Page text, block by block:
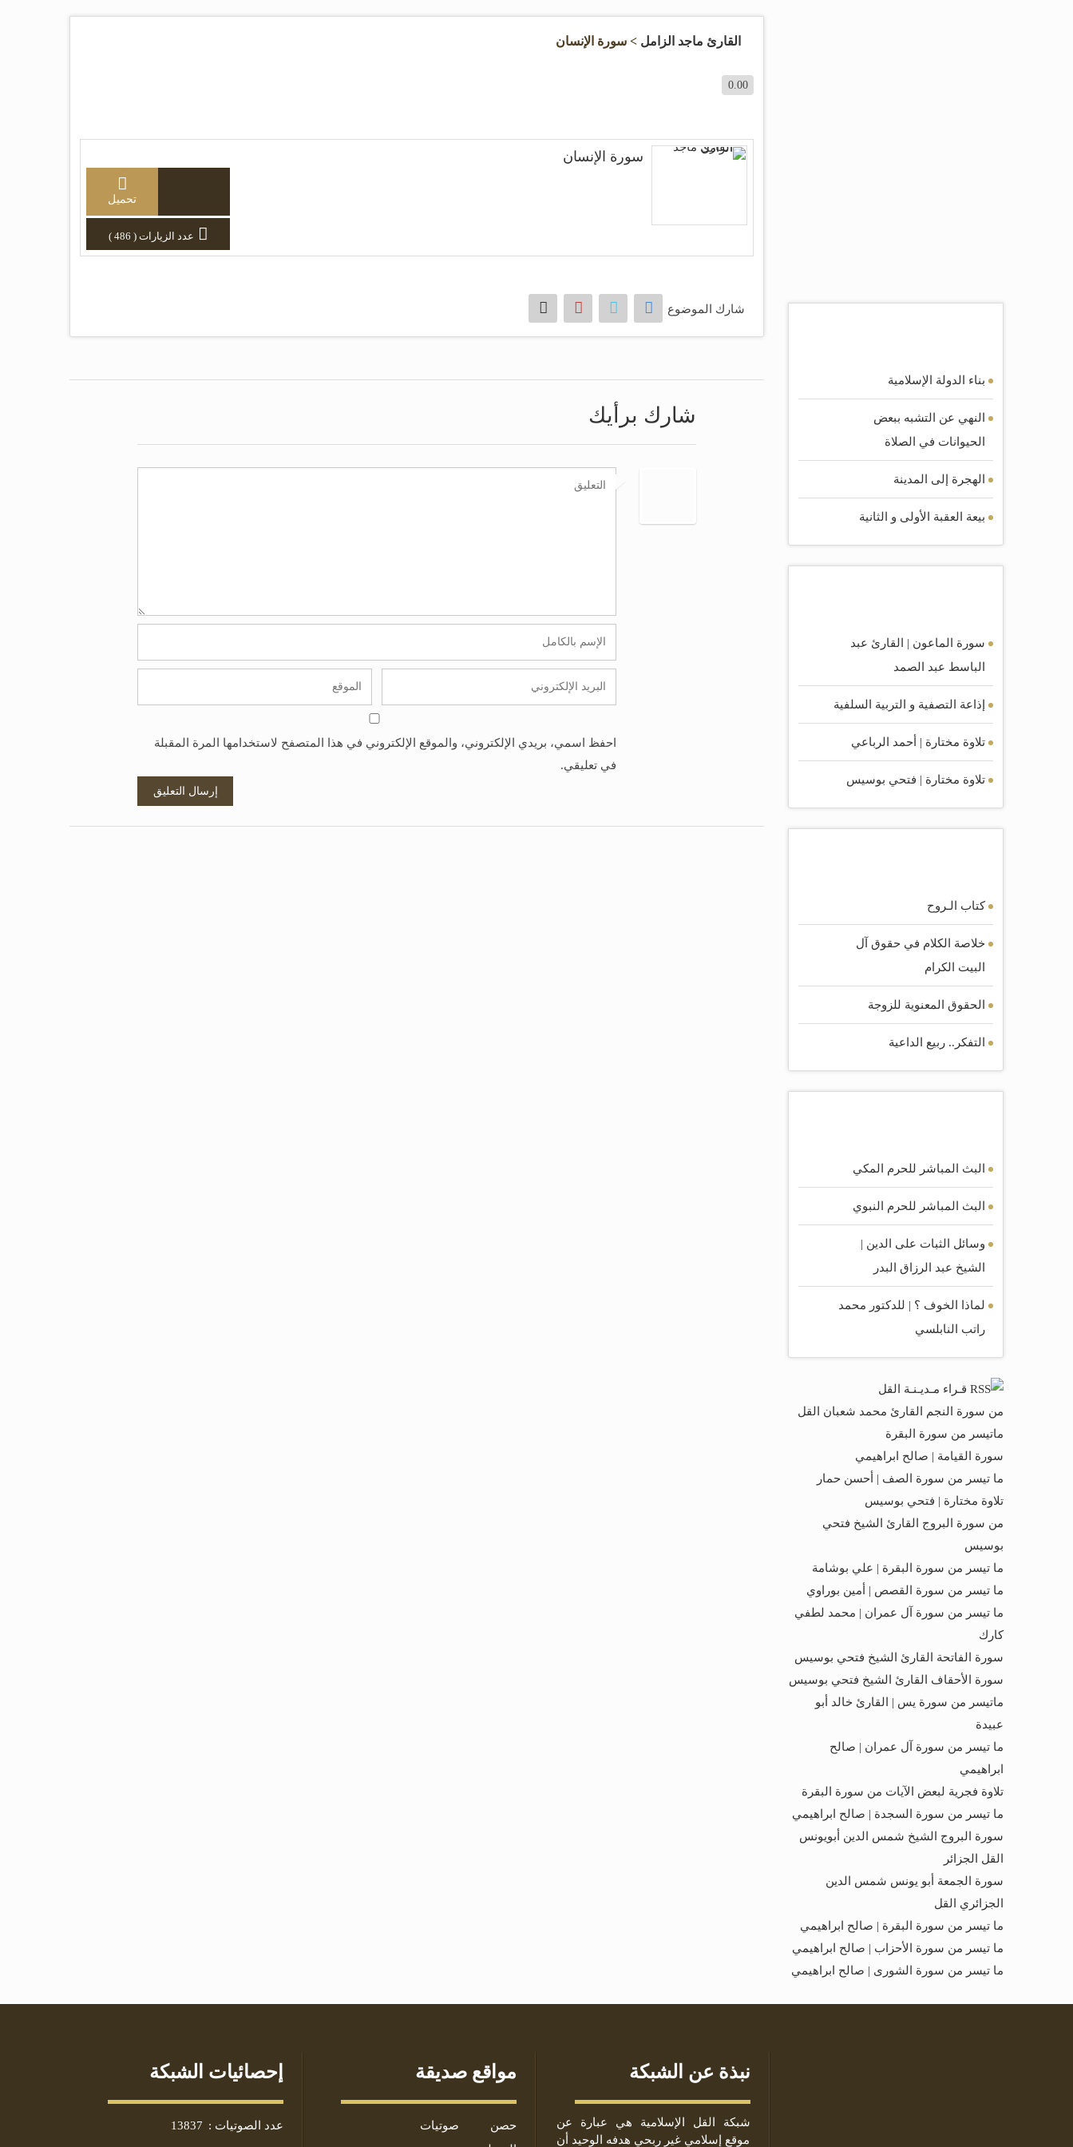
القارئ ماجد الزامل > سورة الإنسان
0.00
سورة الإنسان
تحميل
عدد الزيارات ( 486 )
شارك الموضوع
شارك برأيك
احفظ اسمي، بريدي الإلكتروني، والموقع الإلكتروني في هذا المتصفح لاستخدامها المرة المقبلة
في تعليقي.
بناء الدولة الإسلامية
النهي عن التشبه ببعض
الحيوانات في الصلاة
الهجرة إلى المدينة
بيعة العقبة الأولى و الثانية
سورة الماعون | القارئ عبد
الباسط عبد الصمد
إذاعة التصفية و التربية السلفية
تلاوة مختارة | أحمد الرباعي
تلاوة مختارة | فتحي بوسيس
كتاب الـروح
خلاصة الكلام في حقوق آل
البيت الكرام
الحقوق المعنوية للزوجة
التفكر.. ربيع الداعية
البث المباشر للحرم المكي
البث المباشر للحرم النبوي
وسائل الثبات على الدين |
الشيخ عبد الرزاق البدر
لماذا الخوف ؟ | للدكتور محمد
راتب النابلسي
قـراء مـديـنـة القل
من سورة النجم القارئ محمد شعبان القل
ماتيسر من سورة البقرة
سورة القيامة | صالح ابراهيمي
ما تيسر من سورة الصف | أحسن حمار
تلاوة مختارة | فتحي بوسيس
من سورة البروج القارئ الشيخ فتحي
بوسيس
ما تيسر من سورة البقرة | علي بوشامة
ما تيسر من سورة القصص | أمين بوراوي
ما تيسر من سورة آل عمران | محمد لطفي
كارك
سورة الفاتحة القارئ الشيخ فتحي بوسيس
سورة الأحقاف القارئ الشيخ فتحي بوسيس
ماتيسر من سورة يس | القارئ خالد أبو
عبيدة
ما تيسر من سورة آل عمران | صالح
ابراهيمي
تلاوة فجرية لبعض الآيات من سورة البقرة
ما تيسر من سورة السجدة | صالح ابراهيمي
سورة البروج الشيخ شمس الدين أبويونس
القل الجزائر
سورة الجمعة أبو يونس شمس الدين
الجزائري القل
ما تيسر من سورة البقرة | صالح ابراهيمي
ما تيسر من سورة الأحزاب | صالح ابراهيمي
ما تيسر من سورة الشورى | صالح ابراهيمي
نبذة عن الشبكة
شبكة القل الإسلامية هي عبارة عن
موقع إسلامي غير ربحي هدفه الوحيد أن
مواقع صديقة
حصن
صوتيات
إحصائيات الشبكة
عدد الصوتيات :
13837